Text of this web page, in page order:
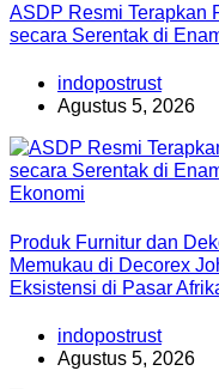
ASDP Resmi Terapkan
secara Serentak di
indopostrust
Agustus 5, 2026
Ekonomi
Produk Furnitur dan
Memukau di Decorex
Eksistensi di Pasar
indopostrust
Agustus 5, 2026